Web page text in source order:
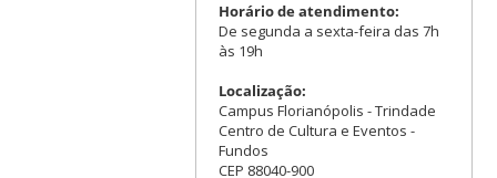
Horário de atendimento:
De segunda a sexta-feira das 7h
às 19h
Localização:
Campus Florianópolis - Trindade
Centro de Cultura e Eventos -
Fundos
CEP 88040-900